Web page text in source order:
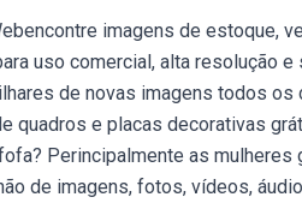
imagens de estoque,
uso comercial, alta resolução
de novas imagens todos os
quadros e placas decorativas
Perincipalmente as mulheres
de imagens, fotos, vídeos,